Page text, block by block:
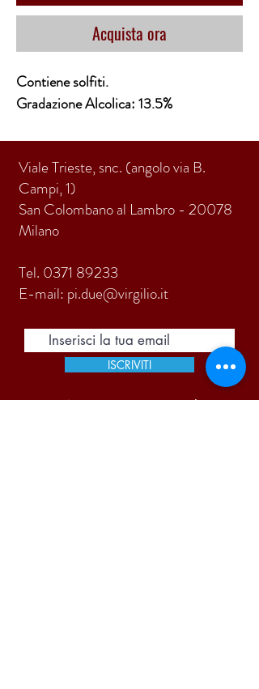
Acquista ora
Contiene solfiti.
Gradazione Alcolica: 13.5%
Viale Trieste, snc. (angolo via B.
Campi, 1)
San Colombano al Lambro - 20078
Milano
Tel. 0371 89233
E-mail: pi.due@virgilio.it
ISCRIVITI
Accetto termini e condizioni